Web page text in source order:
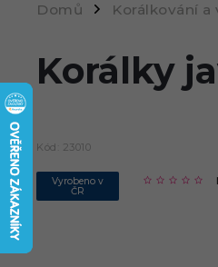
Domů / Korálkování a
Korálky
Kód: 23010
Vyrobeno v
ČR